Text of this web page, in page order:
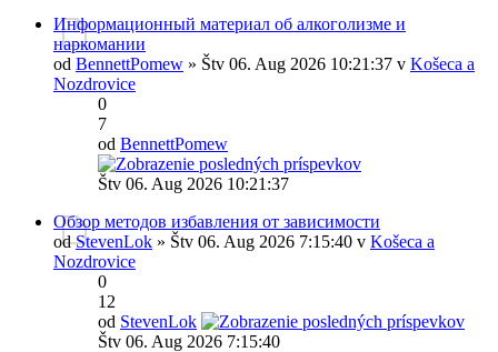
Информационный материал об алкоголизме и
наркомании
od BennettPomew » Štv 06. Aug 2026 10:21:37 v Košeca a
Nozdrovice
0
7
od BennettPomew
Štv 06. Aug 2026 10:21:37
Обзор методов избавления от зависимости
odStevenLok » Štv 06. Aug 2026 7:15:40 v Košeca a
Nozdrovice
0
12
od StevenLok
Štv 06. Aug 2026 7:15:40